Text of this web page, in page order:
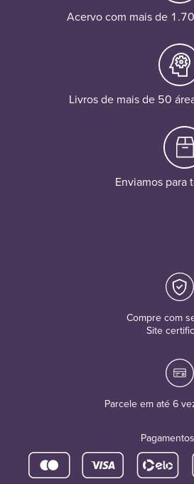
Acervo com mais de
Livros de mais de 50
Enviamos para
Compre com
Site
Parcele em até 6